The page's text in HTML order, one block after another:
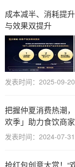
成本减半、消耗提
与效果双提升
发表时间：2025-09-20
把握仲夏消费热潮
欢季」助力食饮商
发表时间：2024-07-31